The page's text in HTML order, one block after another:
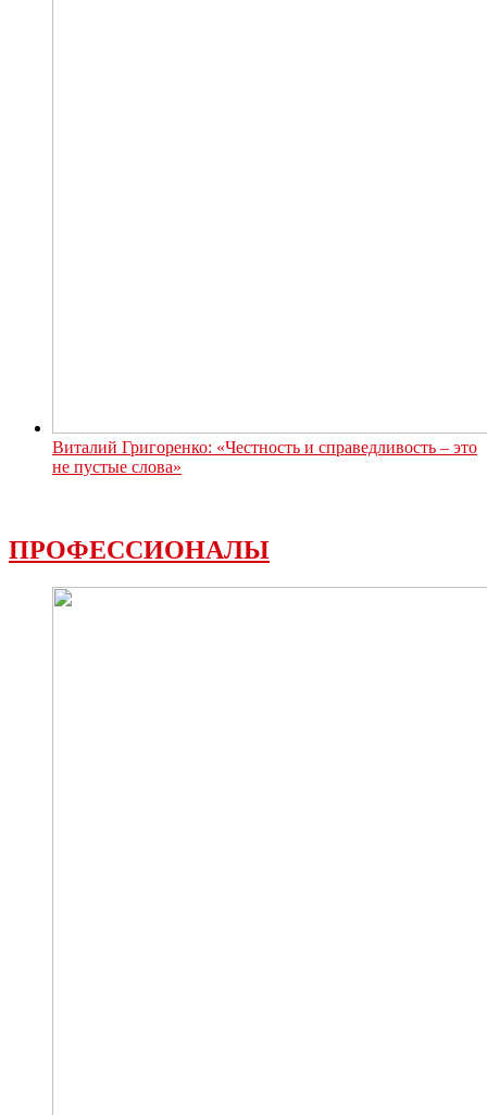
Виталий Григоренко: «Честность и справедливость – это
не пустые слова»
ПРОФЕССИОНАЛЫ